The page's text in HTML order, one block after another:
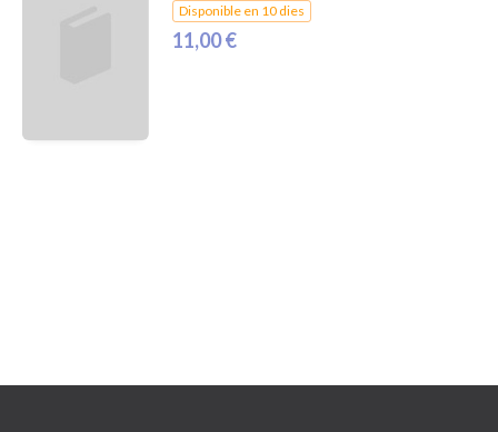
Disponible en 10 dies
11,00 €